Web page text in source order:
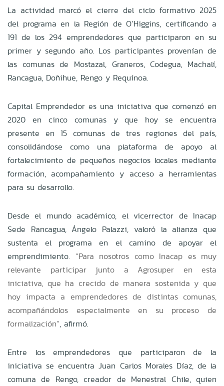
La actividad marcó el cierre del ciclo formativo 2025
del programa en la Región de O’Higgins, certificando a
191 de los 294 emprendedores que participaron en su
primer y segundo año. Los participantes provenían de
las comunas de Mostazal, Graneros, Codegua, Machalí,
Rancagua, Doñihue, Rengo y Requínoa.
Capital Emprendedor es una iniciativa que comenzó en
2020 en cinco comunas y que hoy se encuentra
presente en 15 comunas de tres regiones del país,
consolidándose como una plataforma de apoyo al
fortalecimiento de pequeños negocios locales mediante
formación, acompañamiento y acceso a herramientas
para su desarrollo.
Desde el mundo académico, el vicerrector de Inacap
Sede Rancagua, Ángelo Palazzi, valoró la alianza que
sustenta el programa en el camino de apoyar el
emprendimiento. “Para nosotros como Inacap es muy
relevante participar junto a Agrosuper en esta
iniciativa, que ha crecido de manera sostenida y que
hoy impacta a emprendedores de distintas comunas,
acompañándolos especialmente en su proceso de
formalización”, afirmó.
Entre los emprendedores que participaron de la
iniciativa se encuentra Juan Carlos Morales Díaz, de la
comuna de Rengo, creador de Menestral Chile, quien